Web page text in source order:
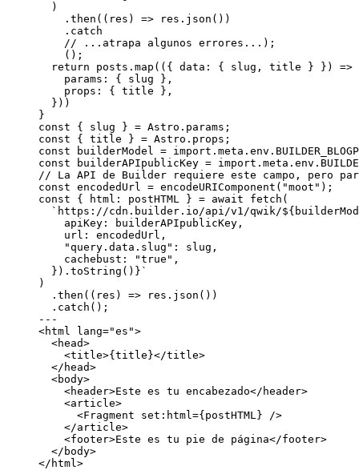
)
. then ( ( res ) => res . json ())
. catch
// ...atrapa algunos errores...);
();
return posts . map ( ( { data: { slug , title } } ) =>
params: { slug } ,
props: { title } ,
}))
}
const { slug } = Astro . params ;
const { title } = Astro . props ;
const
builderModel = import. meta . env .
const
builderAPIpublicKey = import. meta . env .
// La API de Builder requiere este campo, pero
const encodedUrl = encodeURIComponent ( "moot " );
const {
html : postHTML } = await fetch (
` https://cdn.builder.io/api/v1/qwik/${
apiKey:
builderAPIpublicKey ,
url: encodedUrl ,
"query.data.slug " : slug ,
cachebust:
"true " ,
} ) . toString () } `
)
. then ( ( res ) => res . json ())
. catch ();
---
<html lang="es ">
<head>
<title>{ title }</title>
</ head>
<body>
<header>Este es tu encabezado</ header>
<article>
<Fragment set:html ={ postHTML } />
</article>
<footer>Este es tu pie de página</footer>
</ body>
</ html >